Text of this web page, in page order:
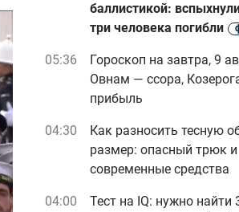
баллистикой:
три человека погибли
05:36
Гороскоп на завтра, 9
Овнам — ссора,
прибыль
04:30
Как разносить тесную
размер: опасный трюк и
современные средства
04:00
Тест на IQ: нужно найти